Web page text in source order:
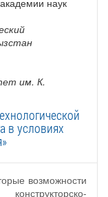
им. К.
в условиях
возможности